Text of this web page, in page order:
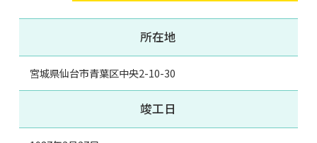
所在地
宮城県仙台市青葉区中央2-10-30
竣工日